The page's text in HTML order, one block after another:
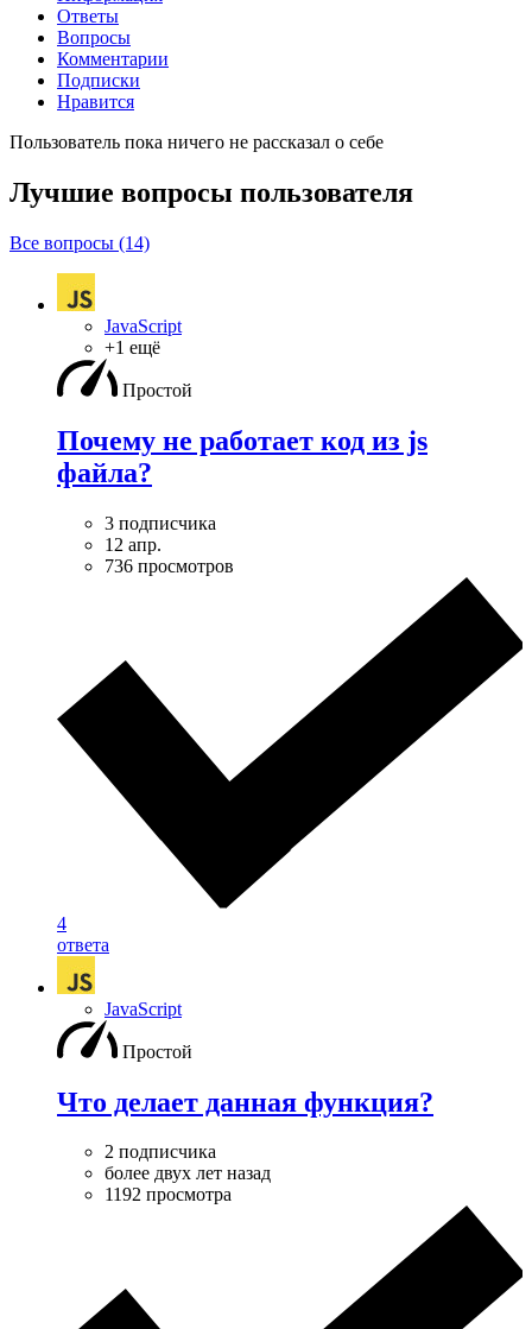
Ответы
Вопросы
Комментарии
Подписки
Нравится
Пользователь пока ничего не рассказал о себе
Лучшие вопросы пользователя
Все вопросы (14)
JavaScript
+1 ещё
Простой
Почему не работает код из js
файла?
3 подписчика
12 апр.
736 просмотров
4
ответа
JavaScript
Простой
Что делает данная функция?
2 подписчика
более двух лет назад
1192 просмотра